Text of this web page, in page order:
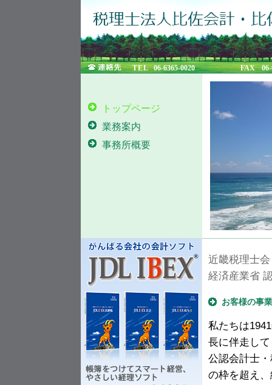
トップページ
業務案内
事務所概要
TEL 06-6365-0020 FAX
近畿税理士
経済産業省
お客様の事
私たちは
長に伴走し
公認会計士
の枠を超え